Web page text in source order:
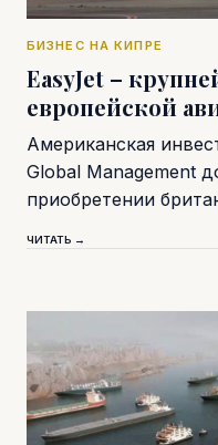
БИЗНЕС НА КИПРЕ
EasyJet –
европейской
Американская
Global Management
приобретении
ЧИТАТЬ →